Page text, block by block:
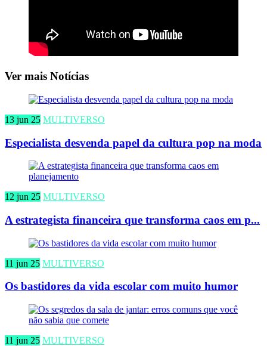
Ver mais Notícias
13 jun 25 MULTIVERSO
Especialista desvenda papel da cultura pop na moda
12 jun 25 MULTIVERSO
A estrategista financeira que transforma caos em p...
11 jun 25 MULTIVERSO
Os bastidores da vida escolar com muito humor
11 jun 25 MULTIVERSO